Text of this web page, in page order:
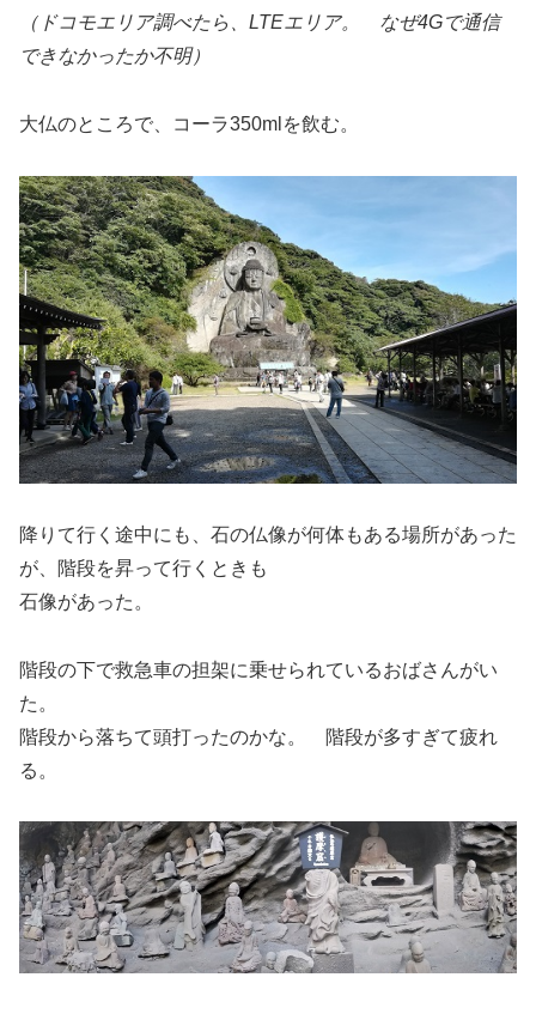
（ドコモエリア調べたら、LTEエリア。 なぜ4Gで通信
できなかったか不明）
大仏のところで、コーラ350mlを飲む。
降りて行く途中にも、石の仏像が何体もある場所があった
が、階段を昇って行くときも
石像があった。
階段の下で救急車の担架に乗せられているおばさんがい
た。
階段から落ちて頭打ったのかな。 階段が多すぎて疲れ
る。